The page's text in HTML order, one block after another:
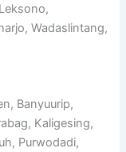
Wadaslintang,
Banyuurip,
Kaligesing,
Purwodadi,